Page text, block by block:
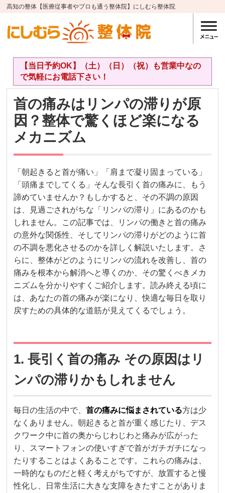
高知の整体【医療従事者やプロも通う整体院】にしむら整体院
【当日予約OK】（土）（日）（祝）も営業中なの
で気軽にお電話下さい！
首の痛みはリンパの滞りが原
因？整体で驚くほど楽になる
メカニズム
「朝起きると首が痛い」「肩まで凝り固まっている」
「頭痛までしてくる」そんな長引く首の痛みに、もう
諦めていませんか？もしかすると、その不調の原因
は、見過ごされがちな「リンパの滞り」にあるのかも
しれません。この記事では、リンパの働きと首の痛み
の意外な関係性、そしてリンパの滞りがどのように首
の不調を悪化させるのかを詳しく解説いたします。さ
らに、整体がどのようにリンパの流れを改善し、首の
痛みを根本から解消へと導くのか、その驚くべきメカ
ニズムを分かりやすくご紹介します。読み終える頃に
は、あなたの首の痛みが楽になり、快適な毎日を取り
戻すための具体的な道筋が見えてくるでしょう。
1. 長引く首の痛み その原因はリ
ンパの滞りかもしれません
毎日の生活の中で、首の痛みに悩まされている方は少
なくありません。朝起きると首が重く感じたり、デス
クワーク中に首の奥からじわじわと痛みが広がった
り、スマートフォンの使いすぎで首がガチガチになっ
たりすることはよくあることです。これらの痛みは、
一時的なものだと軽く考えがちですが、放置すると慢
性化し、日常生活に大きな支障をきたすことがありま